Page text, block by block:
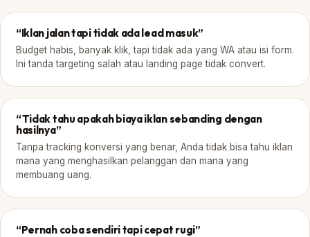
“Iklan jalan tapi tidak ada lead masuk”
Budget habis, banyak klik, tapi tidak ada yang WA atau isi form.
Ini tanda targeting salah atau landing page tidak convert.
“Tidak tahu apakah biaya iklan sebanding dengan
hasilnya”
Tanpa tracking konversi yang benar, Anda tidak bisa tahu iklan
mana yang menghasilkan pelanggan dan mana yang
membuang uang.
“Pernah coba sendiri tapi cepat rugi”